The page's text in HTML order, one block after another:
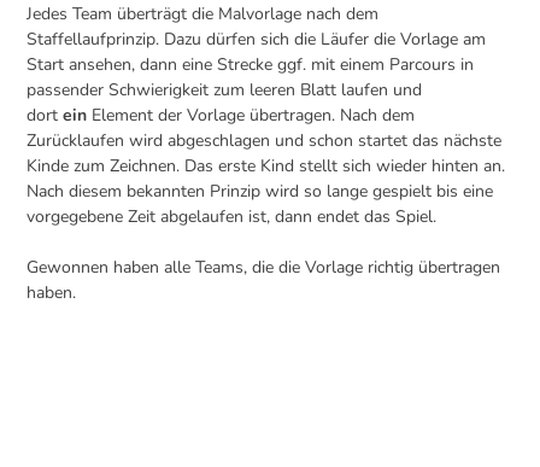
Jedes Team überträgt die Malvorlage nach dem
Staffellaufprinzip. Dazu dürfen sich die Läufer die Vorlage am
Start ansehen, dann eine Strecke ggf. mit einem Parcours in
passender Schwierigkeit zum leeren Blatt laufen und
dortein Element der Vorlage übertragen. Nach dem
Zurücklaufen wird abgeschlagen und schon startet das nächste
Kinde zum Zeichnen. Das erste Kind stellt sich wieder hinten an.
Nach diesem bekannten Prinzip wird so lange gespielt bis eine
vorgegebene Zeit abgelaufen ist, dann endet das Spiel.
Gewonnen haben alle Teams, die die Vorlage richtig übertragen
haben.